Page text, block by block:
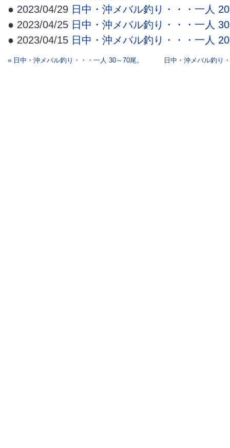
● 2023/04/29 日中・沖メバル釣り・・・一人
● 2023/04/25 日中・沖メバル釣り・・・一人
● 2023/04/15 日中・沖メバル釣り・・・一人
« 日中・沖メバル釣り・・・一人 30～70尾。 日中・沖メバル釣り